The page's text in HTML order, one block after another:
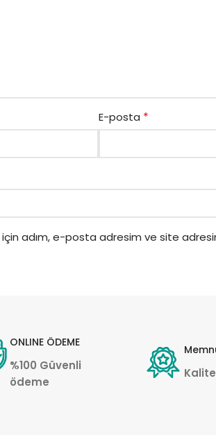
E-posta *
için adım, e-posta adresim ve site
ONLINE ÖDEME
%100 Güvenli
ödeme